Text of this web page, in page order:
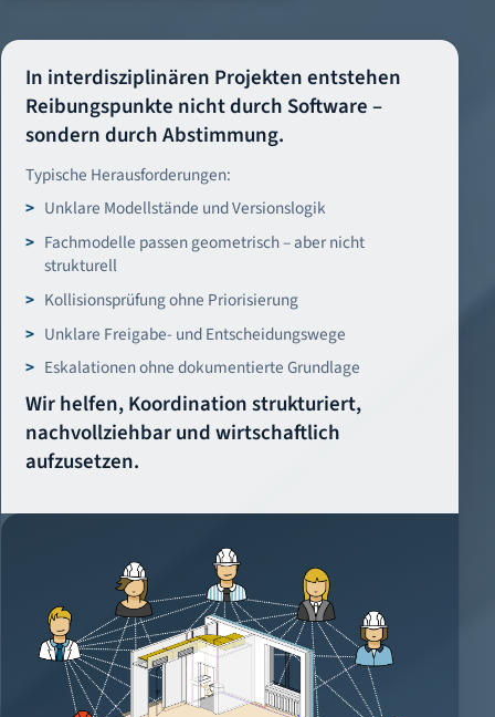
In interdisziplinären Projekten entstehen
Reibungspunkte nicht durch Software –
sondern durch Abstimmung.
Typische Herausforderungen:
Unklare Modellstände und Versionslogik
Fachmodelle passen geometrisch – aber nicht
strukturell
Kollisionsprüfung ohne Priorisierung
Unklare Freigabe- und Entscheidungswege
Eskalationen ohne dokumentierte Grundlage
Wir helfen, Koordination strukturiert,
nachvollziehbar und wirtschaftlich
aufzusetzen.